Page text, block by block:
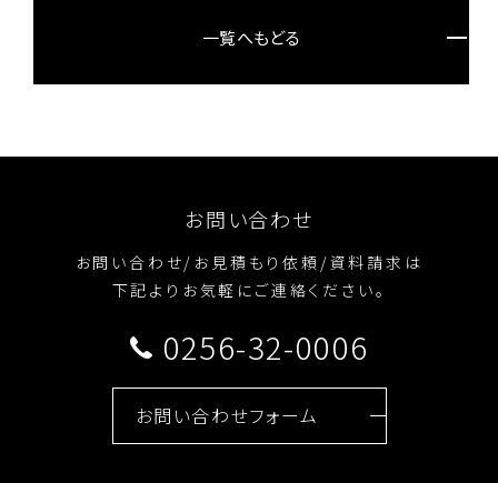
一覧へもどる
お問い合わせ
お問い合わせ/お見積もり依頼/資料請求は
下記よりお気軽にご連絡ください。
0256-32-0006
お問い合わせフォーム